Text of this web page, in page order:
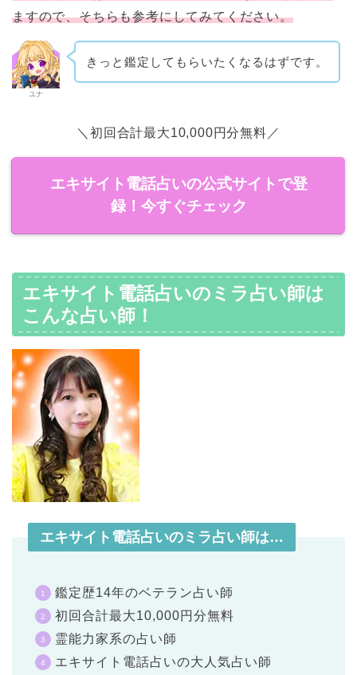
ますので、そちらも参考にしてみてください。
ユナ
きっと鑑定してもらいたくなるはずです。
＼初回合計最大10,000円分無料／
エキサイト電話占いの公式サイトで登
録！今すぐチェック
エキサイト電話占いのミラ占い師は
こんな占い師！
エキサイト電話占いのミラ占い師は…
鑑定歴14年のベテラン占い師
初回合計最大10,000円分無料
霊能力家系の占い師
エキサイト電話占いの大人気占い師